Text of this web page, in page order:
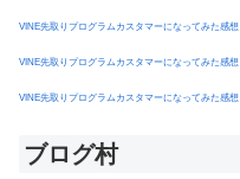
VINE先取りプログラムカスタマーになってみた感想
VINE先取りプログラムカスタマーになってみた感想
VINE先取りプログラムカスタマーになってみた感想
ブログ村